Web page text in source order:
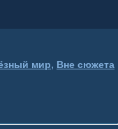
мир, Вне сюжета